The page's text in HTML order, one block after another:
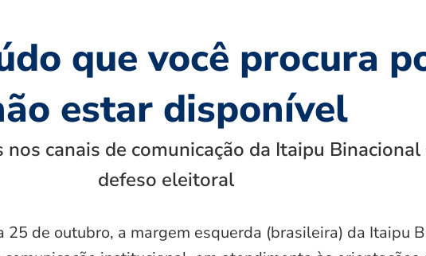
que você procura
estar disponível
nos canais de comunicação da Itaipu
defeso eleitoral
25 de outubro, a margem esquerda (brasileira) da Itaipu